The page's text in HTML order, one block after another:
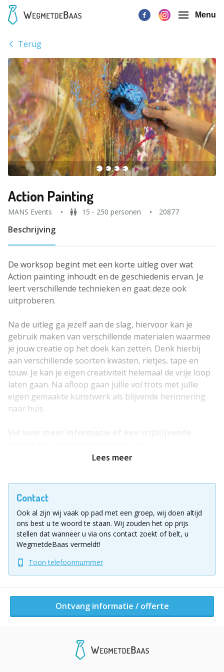
Menu
Terug
Action Painting
MANS Events 15 - 250 personen 20877
Beschrijving
De worksop begint met een korte uitleg over wat
Action painting inhoudt en de geschiedenis ervan. Je
leert verschillende technieken en gaat deze ook
uitproberen.
Na de uitleg ga jezelf aan de slag, hiervoor kan je
gebruik maken van verschillende materialen waarmee
je jouw creatie op het doek kan zetten. Denk hierbij
aan verschillende soorten kwasten, rietjes, tape en
touw. Je kan je eigen creativiteit helemaal de vrije loop
laten gaan. Na afloop gaan jullie vol trots met jullie
eigen gemaakte kunstwerk als blijvende herinnering
naar huis.
De workshop Action painting kan op elke gewenste
locatie in Nederland worden gegeven. Eventuele
consumpties zijn niet inbegrepen in de prijs van de
workshop, maar dit kunnen we indien gewenst ook
voor je regelen. Voor meer informatie en/of eventuele
vragen kun je contact opnemen via het
aanvraagforumier of bellen met 085 485 2490.
Ontvang informatie / offerte
Andere activiteiten van dit bedrijf
Lees meer
Contact
Ook al zijn wij vaak op pad met een groep, wij doen altijd
ons best u te woord te staan. Wij zouden het op prijs
stellen dat wanneer u via ons contact zoekt of belt, u
WegmetdeBaas vermeldt!
Toon telefoonnummer
Ontvang informatie / offerte